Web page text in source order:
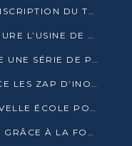
DES MÉDECINS DEMANDENT L’INSCRIPTION DU TRAITEMENT DU PIED-BOT DANS LES CURSUS UNIVERSITAIRES
DÉNIS SASSOU N’GUESSO INAUGURE L’USINE DE VALORISATION DU GAZ ASSOCIÉ
DENIS SASSOU-N’GUESSO LANCE UNE SÉRIE DE PROJETS DANS LE KOUILOU
AGRICULTURE : LE CONGO LANCE LES ZAP D’INONI ET YONO
BE GREEN ACADEMY : UNE NOUVELLE ÉCOLE POUR LES MÉTIERS DE L’ÉCOLOGIE À POINTE-NOIRE
L’ÉCOLE PIERRE NZOKO RENAIT GRÂCE À LA FONDATION MUCODEC